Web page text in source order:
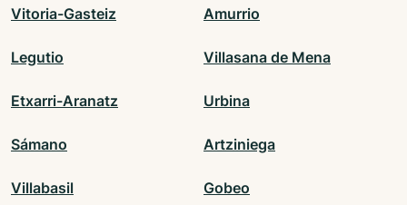
Vitoria-Gasteiz Amurrio
Legutio Villasana de Mena
Etxarri-Aranatz Urbina
Sámano Artziniega
Villabasil Gobeo